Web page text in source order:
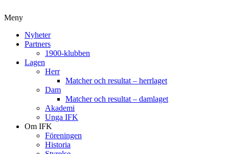
Meny
Nyheter
Partners
1900-klubben
Lagen
Herr
Matcher och resultat – herrlaget
Dam
Matcher och resultat – damlaget
Akademi
Unga IFK
Om IFK
Föreningen
Historia